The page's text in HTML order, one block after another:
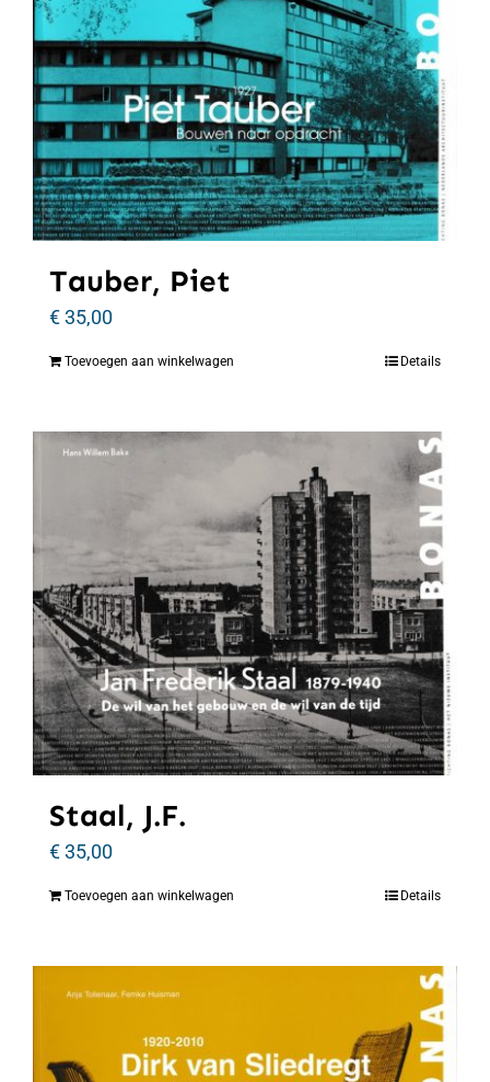
Tauber, Piet
€35,00
Toevoegen aan winkelwagen Details
Staal, J.F.
€35,00
Toevoegen aan winkelwagen Details